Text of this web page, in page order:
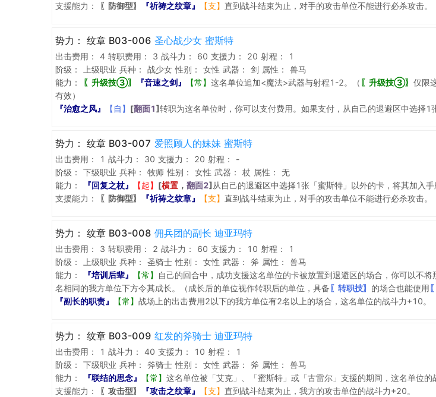
支援能力：
〖防御型〗 『祈祷之纹章』 【支】 直到战斗结束为止，对手的攻击单位不能进行必杀攻击。
势力： 纹章 B03-006 圣心战少女 蜜斯特
出击费用： 4 转职费用： 3 战斗力： 60 支援力： 20 射程：
1
阶级：
上级职业 兵种： 战少女 性别： 女性 武器： 剑 属性：
兽马
能力：
〖升级技③〗 『音速之剑』 【常】 这名单位追加<魔法>武器与射程1-2。（ 〖升级技③〗 仅限
有效）
『治愈之风』
【自】 [翻面1]转职为这名单位时，你可以支付费用。如果支付，从自己的退避区中选择1
势力： 纹章 B03-007 爱照顾人的妹妹 蜜斯特
出击费用： 1 战斗力： 30 支援力： 20 射程：
-
阶级：
下级职业 兵种： 牧师 性别： 女性 武器： 杖 属性：
无
能力：
『回复之杖』 【起】 [横置 ， 翻面2] 从自己的退避区中选择1张「蜜斯特」以外的卡，将其加入手
支援能力：
〖防御型〗 『祈祷之纹章』 【支】 直到战斗结束为止，对手的攻击单位不能进行必杀攻击。
势力： 纹章 B03-008 佣兵团的副长 迪亚玛特
出击费用： 3 转职费用： 2 战斗力： 60 支援力： 10 射程：
1
阶级：
上级职业 兵种： 圣骑士 性别： 女性 武器： 斧 属性：
兽马
能力：
『培训后辈』 【常】
自己的回合中，成功支援这名单位的卡被放置到退避区的场合，你可以不
名相同的我方单位下方令其成长。（成长后的单位视作转职后的单位，具备 〖转职技〗 的场合也能使用
『副长的职责』
【常】 战场上的出击费用2以下的我方单位有2名以上的场合，这名单位的战斗力+10。
势力： 纹章 B03-009 红发的斧骑士 迪亚玛特
出击费用： 1 战斗力： 40 支援力： 10 射程：
1
阶级：
下级职业 兵种： 斧骑士 性别： 女性 武器： 斧 属性：
兽马
能力：
『联结的思念』 【常】 这名单位被「艾克」、「蜜斯特」或「古雷尔」支援的期间，这名单位的
支援能力：
〖攻击型〗 『攻击之纹章』 【支】 直到战斗结束为止，我方的攻击单位的战斗力+20。